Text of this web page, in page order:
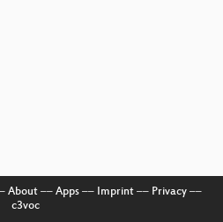
About–– Apps–– Imprint–– Privacy––
c3voc